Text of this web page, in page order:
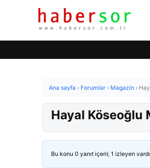
Ana sayfa › Forumlar › Magazin ›
Hayal
Bu konu 0 yanıt içerir, 1 izleyen